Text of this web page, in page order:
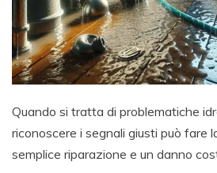
Quando si tratta di problematiche
riconoscere i segnali giusti può fare
semplice riparazione e un danno